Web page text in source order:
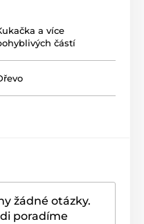
a více
částí
žádné otázky.
poradíme